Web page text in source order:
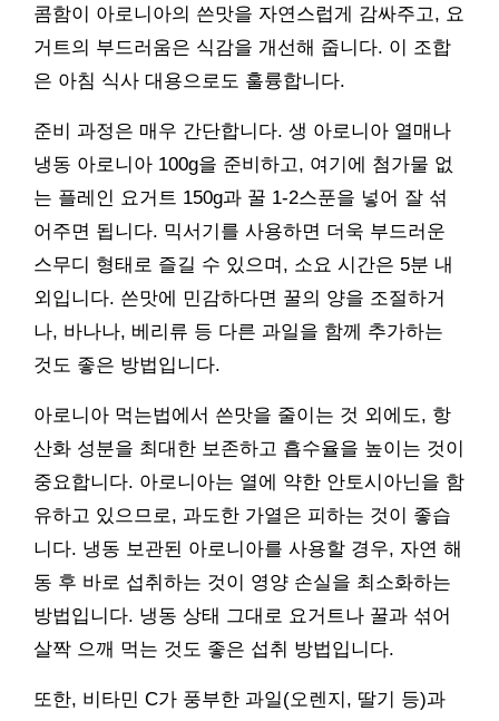
콤함이 아로니아의 쓴맛을 자연스럽게 감싸주고, 요
거트의 부드러움은 식감을 개선해 줍니다. 이 조합
은 아침 식사 대용으로도 훌륭합니다.
준비 과정은 매우 간단합니다. 생 아로니아 열매나
냉동 아로니아 100g을 준비하고, 여기에 첨가물 없
는 플레인 요거트 150g과 꿀 1-2스푼을 넣어 잘 섞
어주면 됩니다. 믹서기를 사용하면 더욱 부드러운
스무디 형태로 즐길 수 있으며, 소요 시간은 5분 내
외입니다. 쓴맛에 민감하다면 꿀의 양을 조절하거
나, 바나나, 베리류 등 다른 과일을 함께 추가하는
것도 좋은 방법입니다.
아로니아 먹는법에서 쓴맛을 줄이는 것 외에도, 항
산화 성분을 최대한 보존하고 흡수율을 높이는 것이
중요합니다. 아로니아는 열에 약한 안토시아닌을 함
유하고 있으므로, 과도한 가열은 피하는 것이 좋습
니다. 냉동 보관된 아로니아를 사용할 경우, 자연 해
동 후 바로 섭취하는 것이 영양 손실을 최소화하는
방법입니다. 냉동 상태 그대로 요거트나 꿀과 섞어
살짝 으깨 먹는 것도 좋은 섭취 방법입니다.
또한, 비타민 C가 풍부한 과일(오렌지, 딸기 등)과